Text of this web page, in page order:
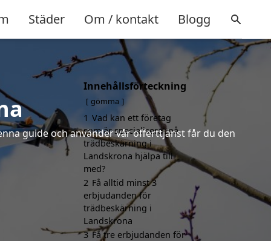
Städer Om / kontakt Blogg
guide och använder vår offerttjänst får du den
Innehållsförteckning
gömma
1 Vad kan ett företag
som är specialiserat på
trädbeskärning i
Landskrona hjälpa till
med?
2 Få alltid minst 3
erbjudanden för
trädbeskärning i
Landskrona
3 Få tre erbjudanden för